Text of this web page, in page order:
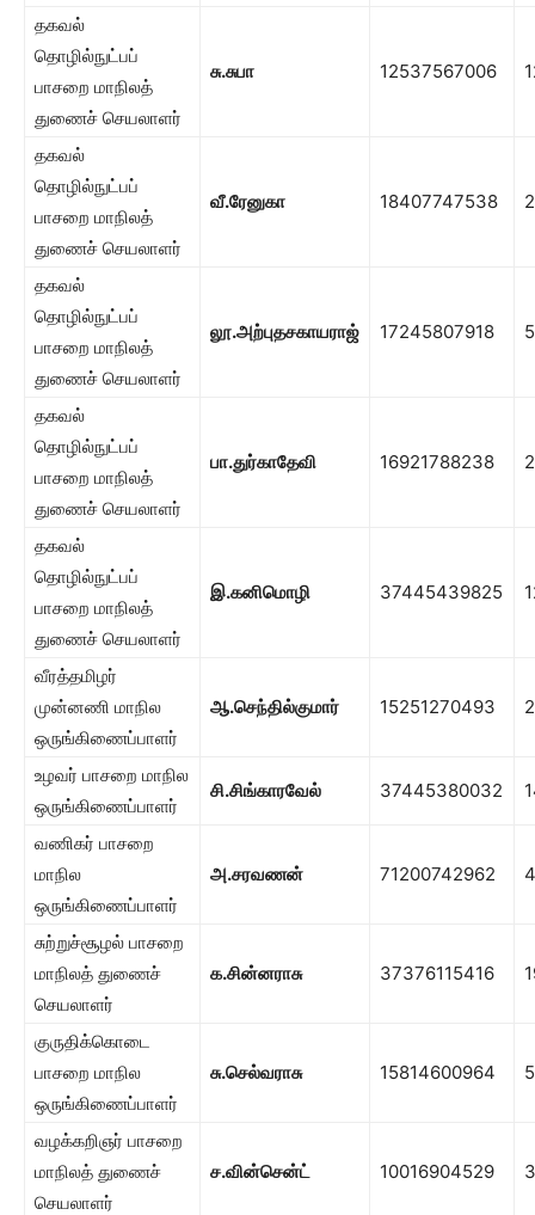
தகவல்
தொழில்நுட்பப்
பாசறை மாநிலத்
துணைச் செயலாளர்
சு.சுபா 12537567006
தகவல்
தொழில்நுட்பப்
பாசறை மாநிலத்
துணைச் செயலாளர்
வீ.ரேனுகா 18407747538
தகவல்
தொழில்நுட்பப்
பாசறை மாநிலத்
துணைச் செயலாளர்
லூ.அற்புதசகாயராஜ் 17245807918 5
தகவல்
தொழில்நுட்பப்
பாசறை மாநிலத்
துணைச் செயலாளர்
பா.துர்காதேவி 16921788238
தகவல்
தொழில்நுட்பப்
பாசறை மாநிலத்
துணைச் செயலாளர்
இ.கனிமொழி 37445439825
வீரத்தமிழர்
முன்னணி மாநில
ஒருங்கிணைப்பாளர்
ஆ.செந்தில்குமார் 15251270493
உழவர் பாசறை மாநில
ஒருங்கிணைப்பாளர்
சி.சிங்காரவேல் 37445380032
வணிகர் பாசறை
மாநில
ஒருங்கிணைப்பாளர்
அ.சரவணன் 71200742962
சுற்றுச்சூழல் பாசறை
மாநிலத் துணைச்
செயலாளர்
க.சின்னராசு 37376115416
குருதிக்கொடை
பாசறை மாநில
ஒருங்கிணைப்பாளர்
சு.செல்வராசு 15814600964
வழக்கறிஞர் பாசறை
மாநிலத் துணைச்
செயலாளர்
ச.வின்சென்ட் 10016904529